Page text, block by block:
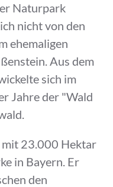
Naturpark
nicht von den
ehemaligen
Aus dem
sich im
Jahre der "Wald
23.000 Hektar
in Bayern. Er
den